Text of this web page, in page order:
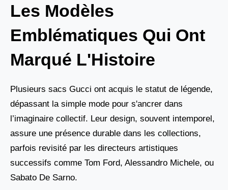
Les Modèles
Emblématiques Qui Ont
Marqué L'Histoire
Plusieurs sacs Gucci ont acquis le statut de légende,
dépassant la simple mode pour s'ancrer dans
l’imaginaire collectif. Leur design, souvent intemporel,
assure une présence durable dans les collections,
parfois revisité par les directeurs artistiques
successifs comme Tom Ford, Alessandro Michele, ou
Sabato De Sarno.